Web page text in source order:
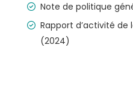
Note de politique
Rapport d’activité
(2024)